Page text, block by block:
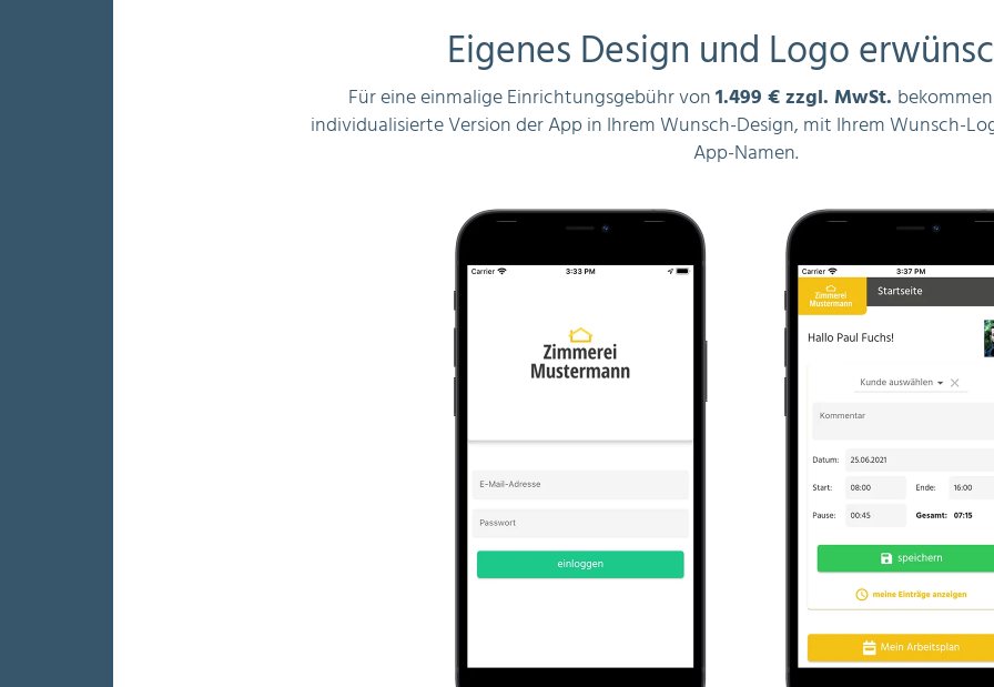
Eigenes Design und Logo
Für eine einmalige Einrichtungsgebühr von1.499 € zzgl. MwSt.
individualisierte Version der App in Ihrem Wunsch-Design, mit Ihrem Wunsch-
App-Namen.